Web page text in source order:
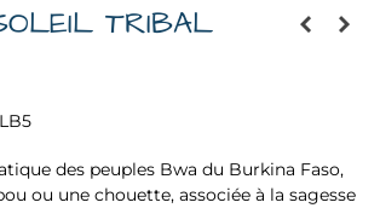
TRIBAL
des peuples Bwa du Burkina Faso,
ou une chouette, associée à la sagesse